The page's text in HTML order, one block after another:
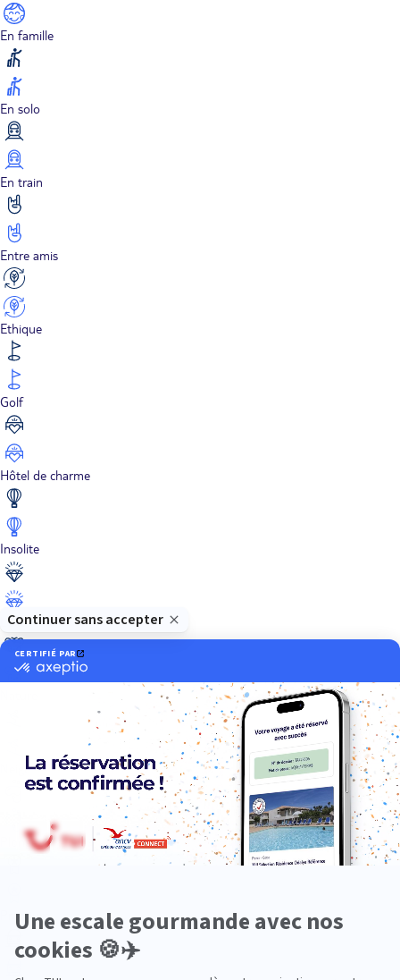
En famille
En solo
En train
Entre amis
Ethique
Golf
Hôtel de charme
Insolite
Luxe
Neige
Plongée
Premium